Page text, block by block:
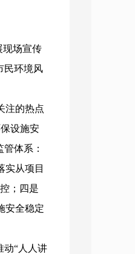
现场宣传
民环境风
注的热点
设施安
体系：
实从项目
；四是
安全稳定
动“人人讲